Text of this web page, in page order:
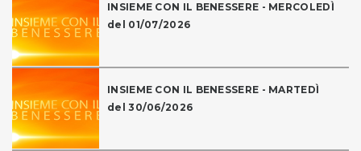
INSIEME CON IL BENESSERE - MERCOLEDÌ
del 01/07/2026
INSIEME CON IL BENESSERE - MARTEDÌ
del 30/06/2026